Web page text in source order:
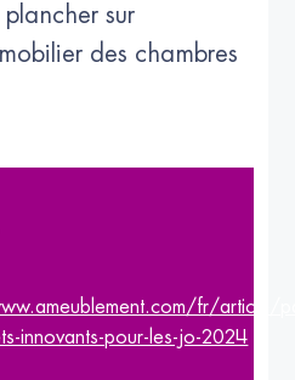
sur
des chambres
fr/article/
innovants-pour-les-jo-2024